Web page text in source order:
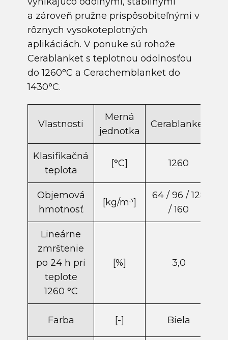
a zároveň pružne prispôsobiteľnými v
rôznych vysokoteplotných
aplikáciách. V ponuke sú rohože
Cerablanket s teplotnou odolnosťou
do 1260°C a Cerachemblanket do
1430°C.
Vlastnosti
Merná
jednotka
Cerablanket
Klasifikačná
teplota
[°C] 1260
Objemová
hmotnosť
[kg/m​³]
64 / 96 / 128
/ 160
Lineárne
zmrštenie
po 24 h pri
teplote
1260 °C
[%] 3,0
Farba [-] Biela